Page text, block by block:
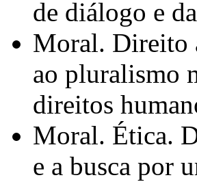
de diálogo e
Moral. Direito
ao pluralismo
direitos
Moral. Ética.
e a busca por